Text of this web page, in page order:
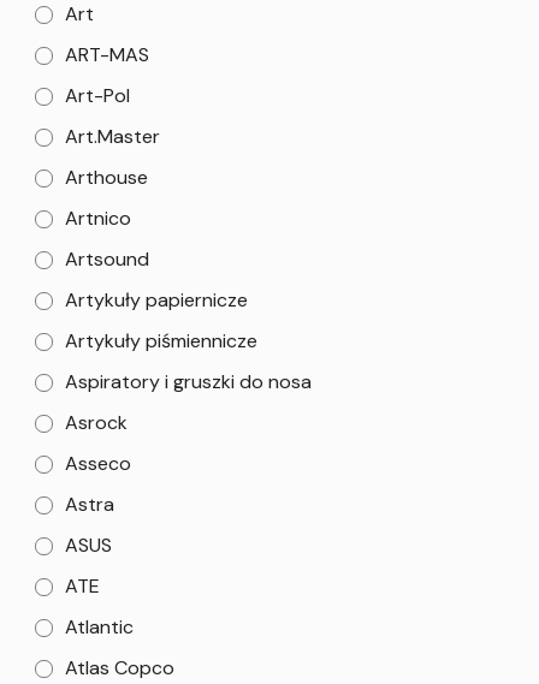
Art
ART-MAS
Art-Pol
Art.Master
Arthouse
Artnico
Artsound
Artykuły papiernicze
Artykuły piśmiennicze
Aspiratory i gruszki do nosa
Asrock
Asseco
Astra
ASUS
ATE
Atlantic
Atlas Copco